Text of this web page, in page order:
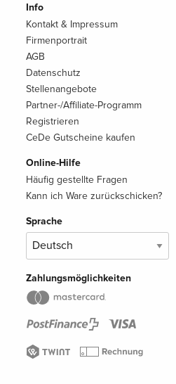
Info
Kontakt & Impressum
Firmenportrait
AGB
Datenschutz
Stellenangebote
Partner-/Affiliate-Programm
Registrieren
CeDe Gutscheine kaufen
Online-Hilfe
Häufig gestellte Fragen
Kann ich Ware zurückschicken?
Sprache
Zahlungsmöglichkeiten